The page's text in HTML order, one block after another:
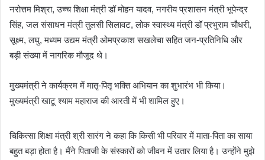
नरोत्तम मिश्रा, उच्च शिक्षा मंत्री डॉ मोहन यादव, नगरीय प्रशासन मंत्री भूपेन्द्र
सिंह, जल संसाधन मंत्री तुलसी सिलावट, लोक स्वास्थ्य मंत्री डॉ प्रभुराम चौधरी,
सूक्ष्म, लघु, मध्यम उद्यम मंत्री ओमप्रकाश सखलेचा सहित जन-प्रतिनिधि और
बड़ी संख्या में नागरिक मौजूद थे।
मुख्यमंत्री ने कार्यक्रम में मातृ-पितृ भक्ति अभियान का शुभारंभ भी किया।
मुख्यमंत्री खाटू श्याम महाराज की आरती में भी शामिल हुए।
चिकित्सा शिक्षा मंत्री श्री सारंग ने कहा कि किसी भी परिवार में माता-पिता का साया
बहुत बड़ा होता है। मैंने पिताजी के संस्कारों को जीवन में उतार लिया है। उन्होंने मुझे